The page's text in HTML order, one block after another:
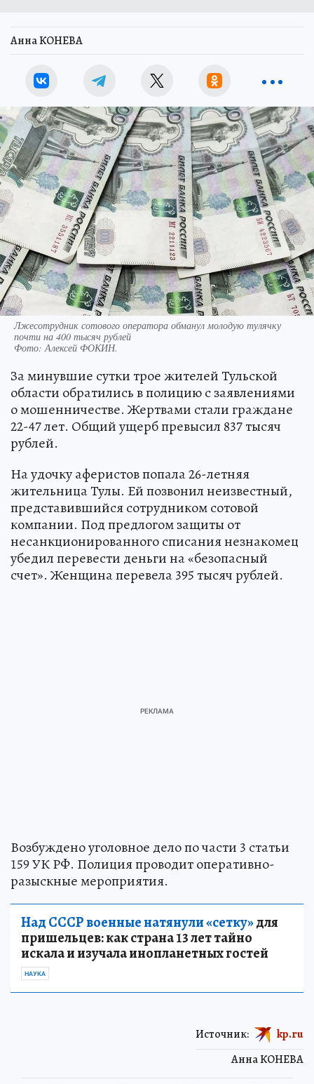
Анна КОНЕВА
Лжесотрудник сотового оператора обманул молодую тулячку
почти на 400 тысяч рублей
Фото: Алексей ФОКИН.
За минувшие сутки трое жителей Тульской
области обратились в полицию с заявлениями
о мошенничестве. Жертвами стали граждане
22-47 лет. Общий ущерб превысил 837 тысяч
рублей.
На удочку аферистов попала 26-летняя
жительница Тулы. Ей позвонил неизвестный,
представившийся сотрудником сотовой
компании. Под предлогом защиты от
несанкционированного списания незнакомец
убедил перевести деньги на «безопасный
счет». Женщина перевела 395 тысяч рублей.
Возбуждено уголовное дело по части 3 статьи
159 УК РФ. Полиция проводит оперативно-
разыскные мероприятия.
Над СССР военные натянули «сетку»для
пришельцев: как страна 13 лет тайно
искала и изучала инопланетных гостей
НАУКА
Анна КОНЕВА
Источник: kp.ru